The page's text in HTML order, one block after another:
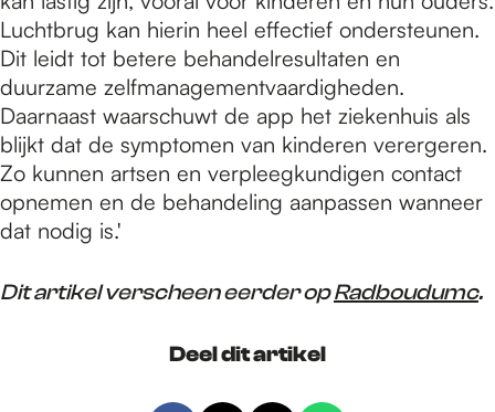
Luchtbrug kan hierin heel effectief ondersteunen.
Dit leidt tot betere behandelresultaten en
duurzame zelfmanagementvaardigheden.
Daarnaast waarschuwt de app het ziekenhuis als
blijkt dat de symptomen van kinderen verergeren.
Zo kunnen artsen en verpleegkundigen contact
opnemen en de behandeling aanpassen wanneer
dat nodig is.'
Dit artikel verscheen eerder opRadboudumc.
Deel dit artikel